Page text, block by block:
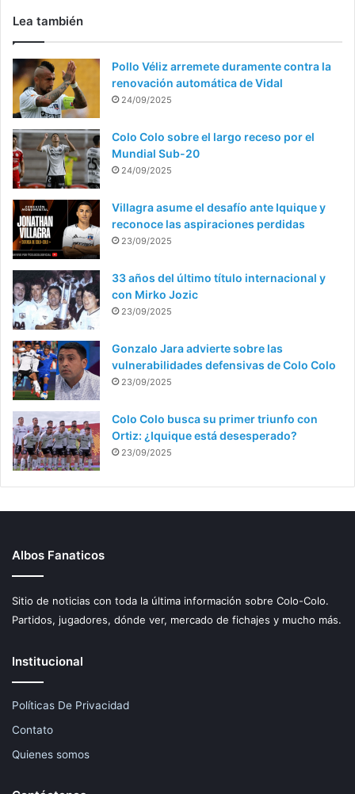
Lea también
Pollo Véliz arremete duramente contra la
renovación automática de Vidal
24/09/2025
Colo Colo sobre el largo receso por el
Mundial Sub-20
24/09/2025
Villagra asume el desafío ante Iquique y
reconoce las aspiraciones perdidas
23/09/2025
33 años del último título internacional y
con Mirko Jozic
23/09/2025
Gonzalo Jara advierte sobre las
vulnerabilidades defensivas de Colo Colo
23/09/2025
Colo Colo busca su primer triunfo con
Ortiz: ¿Iquique está desesperado?
23/09/2025
Albos Fanaticos
Sitio de noticias con toda la última información sobre Colo-Colo.
Partidos, jugadores, dónde ver, mercado de fichajes y mucho más.
Institucional
Políticas De Privacidad
Contato
Quienes somos